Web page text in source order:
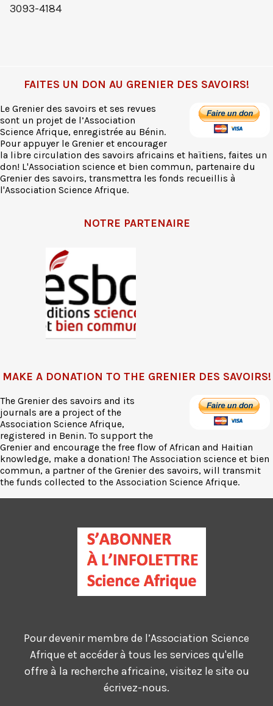
3093-4184
FAITES UN DON AU GRENIER DES SAVOIRS!
Le Grenier des savoirs et ses revues
sont un projet de l’Association
Science Afrique, enregistrée au Bénin.
Pour appuyer le Grenier et encourager
la libre circulation des savoirs africains et haïtiens, faites un
don! L'Association science et bien commun, partenaire du
Grenier des savoirs, transmettra les fonds recueillis à
l'Association Science Afrique.
NOTRE PARTENAIRE
MAKE A DONATION TO THE GRENIER DES SAVOIRS!
The Grenier des savoirs and its
journals are a project of the
Association Science Afrique,
registered in Benin. To support the
Grenier and encourage the free flow of African and Haitian
knowledge, make a donation! The Association science et bien
commun, a partner of the Grenier des savoirs, will transmit
the funds collected to the Association Science Afrique.
Pour devenir membre de l’Association Science
Afrique et accéder à tous les services qu'elle
offre à la recherche africaine, visitez le site ou
écrivez-nous.